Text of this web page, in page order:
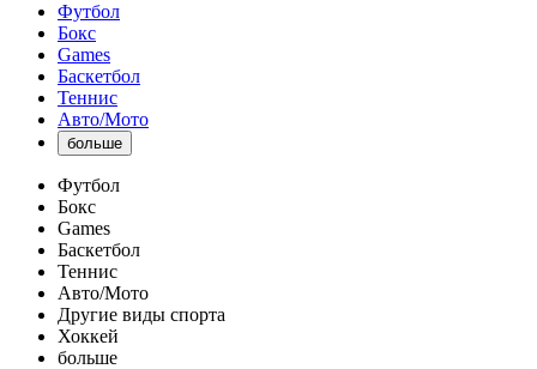
Футбол
Бокс
Games
Баскетбол
Теннис
Авто/Мото
больше
Футбол
Бокс
Games
Баскетбол
Теннис
Авто/Мото
Другие виды спорта
Хоккей
больше